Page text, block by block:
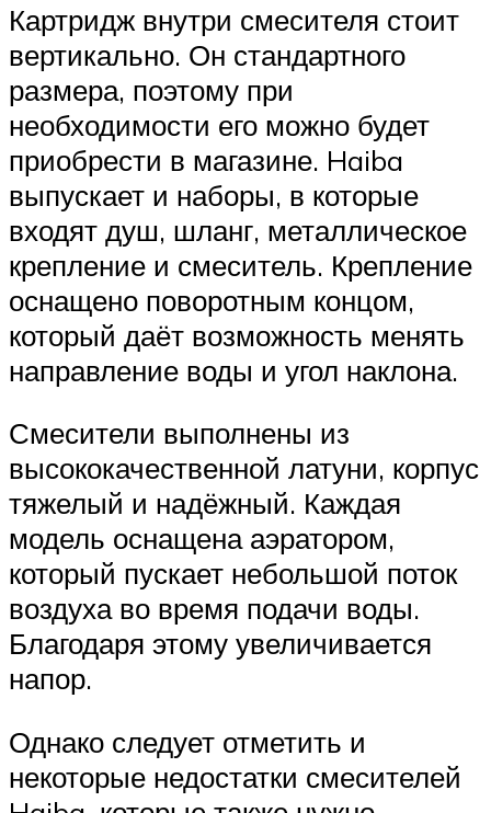
Картридж внутри смесителя стоит
вертикально. Он стандартного
размера, поэтому при
необходимости его можно будет
приобрести в магазине. Haiba
выпускает и наборы, в которые
входят душ, шланг, металлическое
крепление и смеситель. Крепление
оснащено поворотным концом,
который даёт возможность менять
направление воды и угол наклона.
Смесители выполнены из
высококачественной латуни, корпус
тяжелый и надёжный. Каждая
модель оснащена аэратором,
который пускает небольшой поток
воздуха во время подачи воды.
Благодаря этому увеличивается
напор.
Однако следует отметить и
некоторые недостатки смесителей